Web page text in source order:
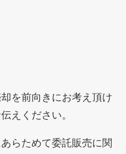
を前向きにお考え頂け
えください。
らためて委託販売に関